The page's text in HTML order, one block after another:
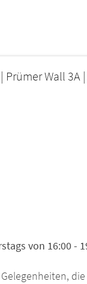
Wall 3A
von 16:00 -